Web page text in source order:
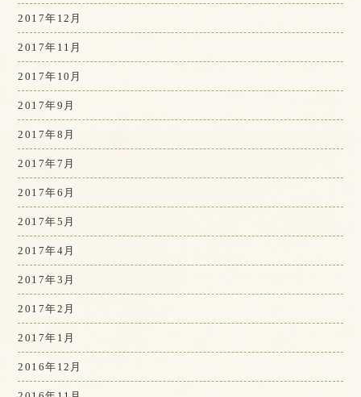
2017年12月
2017年11月
2017年10月
2017年9月
2017年8月
2017年7月
2017年6月
2017年5月
2017年4月
2017年3月
2017年2月
2017年1月
2016年12月